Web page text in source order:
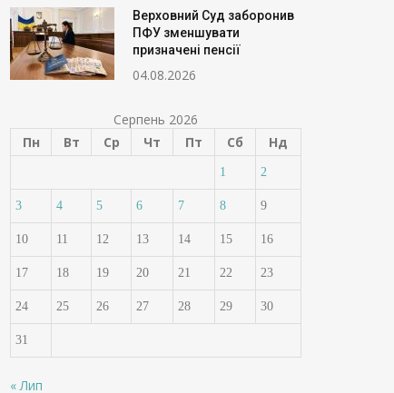
Верховний Суд заборонив
ПФУ зменшувати
призначені пенсії
04.08.2026
Серпень 2026
Пн
Вт Ср Чт Пт Сб Нд
1 2
3 4 5 6 7 8 9
10 11 12 13 14 15 16
17 18 19 20 21 22 23
24 25 26 27 28 29 30
31
« Лип